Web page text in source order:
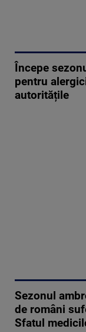
Începe
pentru
autoritățile
Sezonul
de români
Sfatul